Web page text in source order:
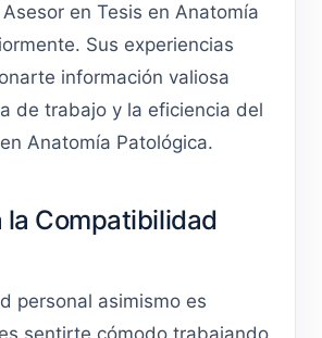
en Tesis en Anatomía
Sus experiencias
información valiosa
de trabajo y la eficiencia del
Anatomía Patológica.
la Compatibilidad
personal asimismo es
sentirte cómodo trabajando